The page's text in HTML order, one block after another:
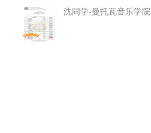
沈同学-曼托瓦音乐学院